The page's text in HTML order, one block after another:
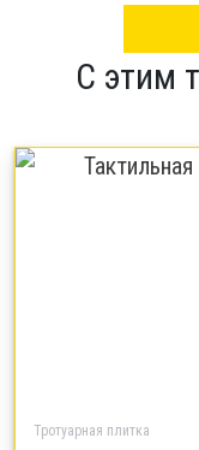
С этим
Тротуарная плитка